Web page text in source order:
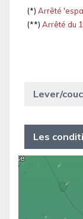
(*) Arrêté
(**) Arrêté du
Lever/
Les